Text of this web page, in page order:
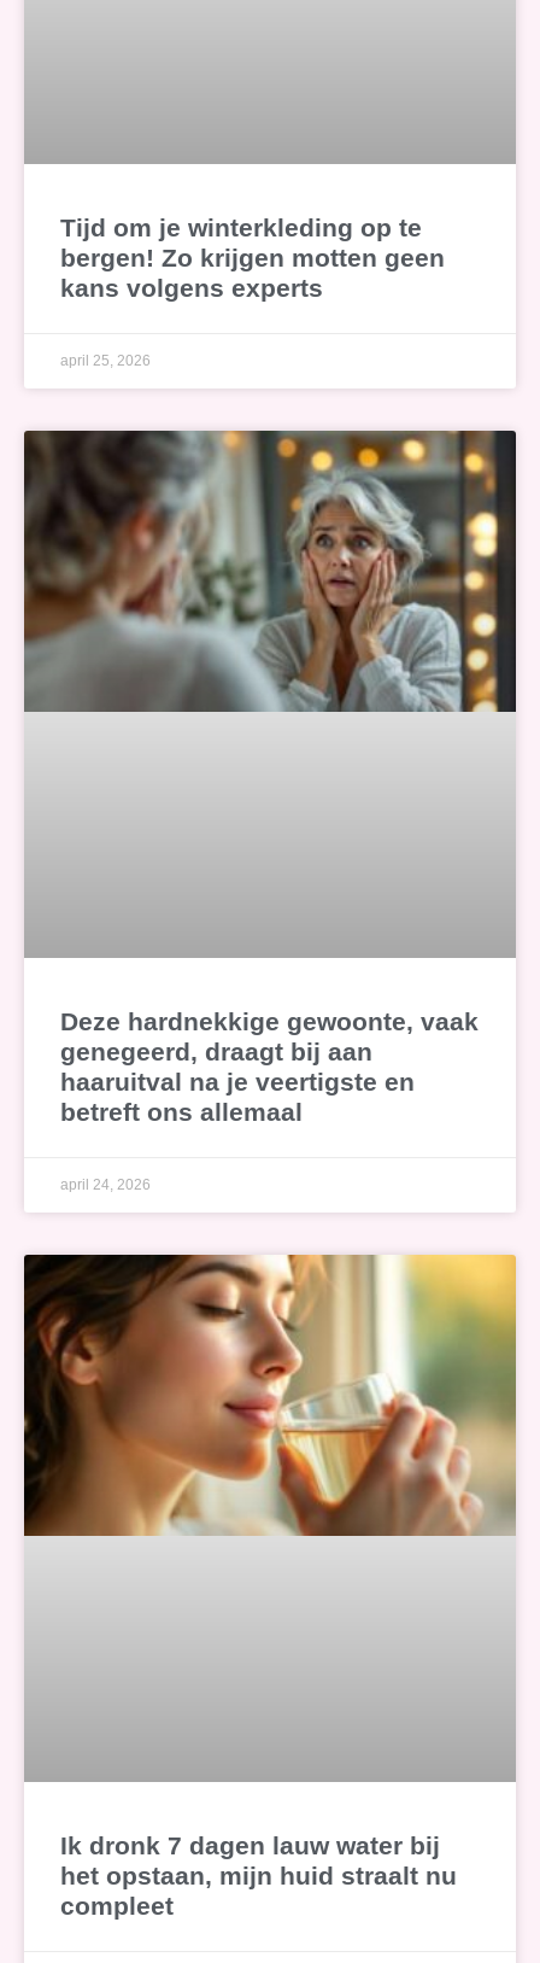
Tijd om je winterkleding op te
bergen! Zo krijgen motten geen
kans volgens experts
april 25, 2026
Deze hardnekkige gewoonte, vaak
genegeerd, draagt bij aan
haaruitval na je veertigste en
betreft ons allemaal
april 24, 2026
Ik dronk 7 dagen lauw water bij
het opstaan, mijn huid straalt nu
compleet